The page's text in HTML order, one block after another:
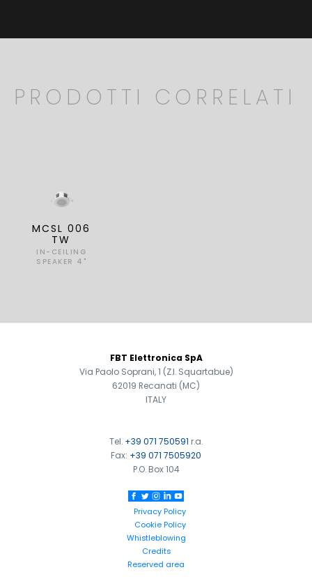
PRODOTTI CORRELATI
MCSL 006
TW
IN-CEILING
SPEAKER 4"
FOOTER
FBT Elettronica SpA
Via Paolo Soprani, 1 (Z.I. Squartabue)
62019 Recanati (MC)
ITALY
Tel. +39 071 750591 r.a.
Fax: +39 071 7505920
P.O. Box 104
Privacy Policy
Cookie Policy
Whistleblowing
Credits
Reserved area